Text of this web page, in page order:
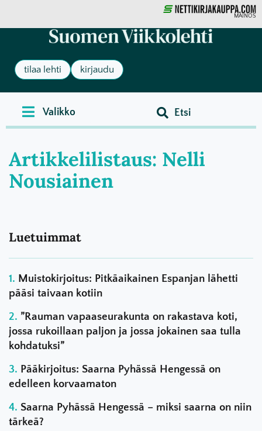
MAINOS
tilaa lehti kirjaudu
Artikkelilistaus: Nelli
Nousiainen
Luetuimmat
Muistokirjoitus: Pitkäaikainen Espanjan lähetti
pääsi taivaan kotiin
”Rauman vapaaseurakunta on rakastava koti,
jossa rukoillaan paljon ja jossa jokainen saa tulla
kohdatuksi”
Pääkirjoitus: Saarna Pyhässä Hengessä on
edelleen korvaamaton
Saarna Pyhässä Hengessä – miksi saarna on niin
tärkeä?